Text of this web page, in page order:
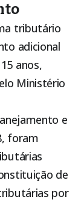
tributário
adicional
anos,
Ministério
e
foram
de
por